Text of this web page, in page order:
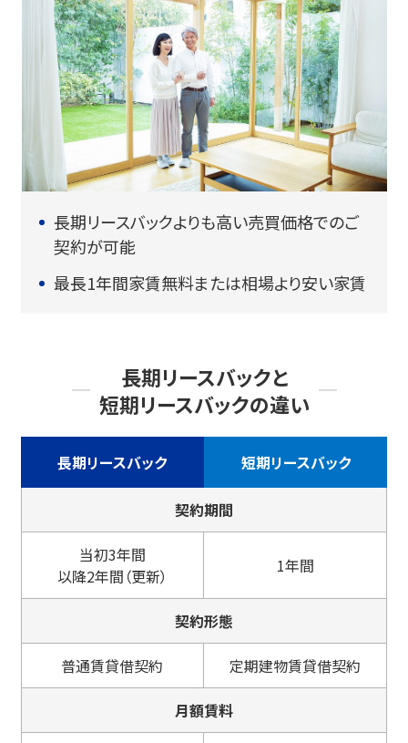
長期リースバックよりも高い売買価格でのご
契約が可能
最長1年間家賃無料または相場より安い家賃
長期リースバックと
短期リースバックの違い
長期リースバック 短期リースバック
契約期間
当初3年間
以降2年間（更新）
1年間
契約形態
普通賃貸借契約 定期建物賃貸借契約
月額賃料